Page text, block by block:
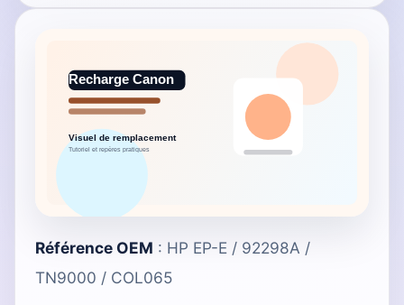
Référence OEM : HP EP-E / 92298A /
TN9000 / COL065